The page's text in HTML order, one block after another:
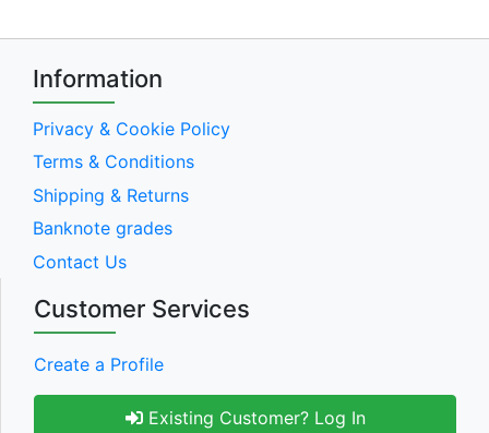
Information
Privacy & Cookie Policy
Terms & Conditions
Shipping & Returns
Banknote grades
Contact Us
Customer Services
Create a Profile
Existing Customer? Log In